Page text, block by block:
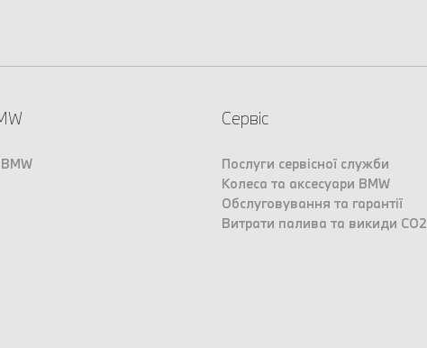
Сервіс
Послуги сервісної служби
Колеса та аксесуари BMW
Обслуговування та гарантії
Витрати палива та викиди CO2